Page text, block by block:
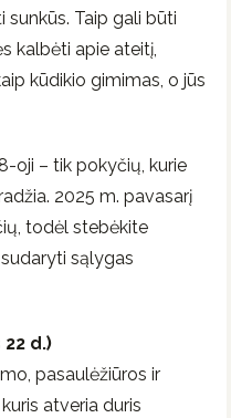
sunkūs. Taip gali būti
kalbėti apie ateitį,
kūdikio gimimas, o jūs
oji – tik pokyčių, kurie
2025 m. pavasarį
todėl stebėkite
sąlygas
d.)
pasaulėžiūros ir
atveria duris